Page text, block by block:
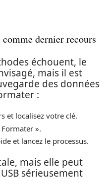
dernier recours
échouent, le
mais il est
des données
:
et localisez votre clé.
».
et lancez le processus.
mais elle peut
sérieusement